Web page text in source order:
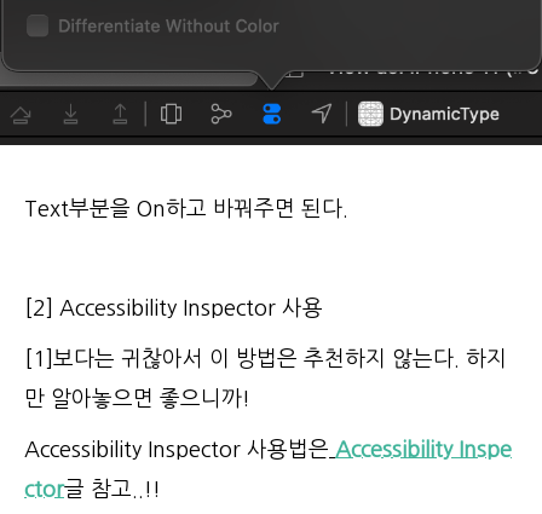
Text부분을 On하고 바꿔주면 된다.
[2] Accessibility Inspector 사용
[1]보다는 귀찮아서 이 방법은 추천하지 않는다. 하지
만 알아놓으면 좋으니까!
Accessibility Inspector 사용법은 Accessibility Inspe
ctor글 참고..!!